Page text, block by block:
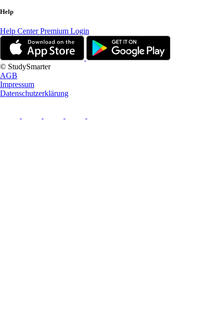
Help
Help CenterPremium Login
© StudySmarter
AGB
Impressum
Datenschutzerklärung